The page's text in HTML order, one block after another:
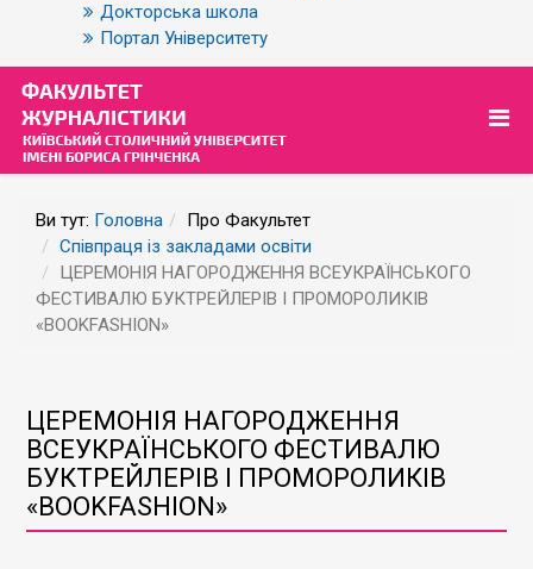
Докторська школа
Портал Університету
Ви тут: Головна
Про Факультет
Співпраця із закладами освіти
ЦЕРЕМОНІЯ НАГОРОДЖЕННЯ ВСЕУКРАЇНСЬКОГО
ФЕСТИВАЛЮ БУКТРЕЙЛЕРІВ І ПРОМОРОЛИКІВ
«BOOKFASHION»
ЦЕРЕМОНІЯ НАГОРОДЖЕННЯ
ВСЕУКРАЇНСЬКОГО ФЕСТИВАЛЮ
БУКТРЕЙЛЕРІВ І ПРОМОРОЛИКІВ
«BOOKFASHION»